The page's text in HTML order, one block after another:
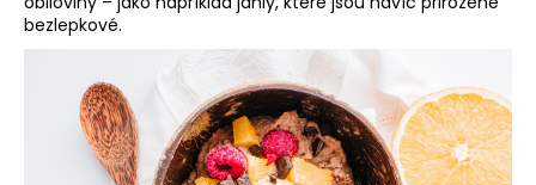
bezlepkové.
u
j